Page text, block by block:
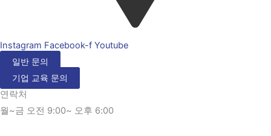
Instagram Facebook-f Youtube
일반 문의
기업 교육 문의
연락처
월~금 오전 9:00~ 오후 6:00